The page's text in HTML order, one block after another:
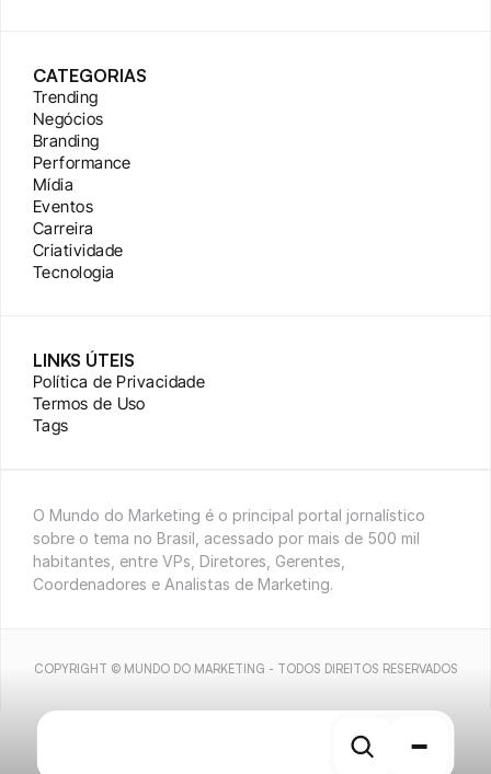
CATEGORIAS
Trending
Negócios
Branding
Performance
Mídia
Eventos
Carreira
Criatividade
Tecnologia
LINKS ÚTEIS
Política de Privacidade
Termos de Uso
Tags
O Mundo do Marketing é o principal portal jornalístico
sobre o tema no Brasil, acessado por mais de 500 mil
habitantes, entre VPs, Diretores, Gerentes,
Coordenadores e Analistas de Marketing.
COPYRIGHT © MUNDO DO MARKETING - TODOS DIREITOS RESERVADOS